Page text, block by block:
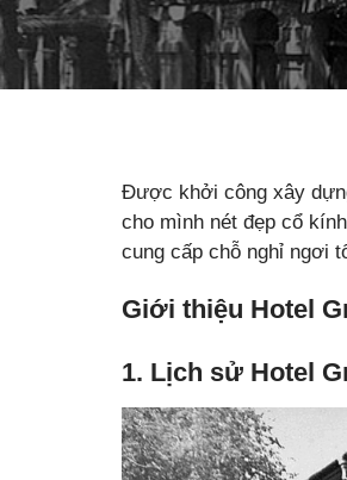
Được khởi công xây
cho mình nét đẹp cổ
cung cấp chỗ nghỉ ngơi
Giới thiệu Hotel
1. Lịch sử Hotel